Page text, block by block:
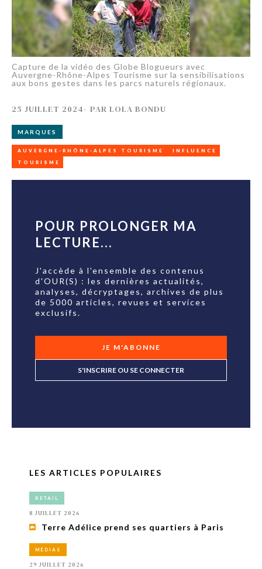
Capture de la vidéo des Globe Blogueurs avec
Auvergne-Rhône-Alpes Tourisme sur la sensibilisations
aux bons gestes dans les parcs naturels régionaux.
25 JUILLET 2024- PAR LOLA BONDU
MARQUES
AUVERGNE-RHÔNE-ALPES TOURISME
INFLUENCE
TOURISME
POUR PROLONGER MA
LECTURE...
J'accède à l'ensemble des contenus
d'OUR(S) : les dernières actualités,
analyses, décryptages, archives de plus
de 5000 articles, revues et services
exclusifs.
JE M'ABONNE
S'INSCRIRE OU SE CONNECTER
LES ARTICLES POPULAIRES
RETAIL
8 JUILLET 2026
Terre Adélice prend ses quartiers à Paris
MÉDIAS
29 JUILLET 2026